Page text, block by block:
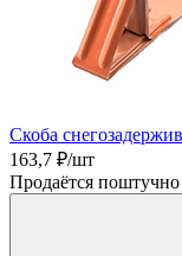
Скоба
163,7 ₽/шт
Продаётся поштучно